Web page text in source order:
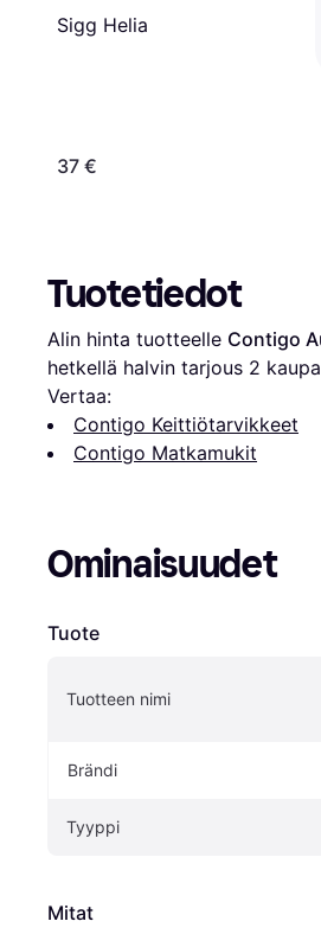
Sigg Helia
37 €
Tuotetiedot
Alin hinta tuotteelle Contigo
hetkellä halvin tarjous 2
Vertaa:
Contigo Keittiötarvikkeet
Contigo Matkamukit
Ominaisuudet
Tuote
Tuotteen nimi
Brändi
Tyyppi
Mitat